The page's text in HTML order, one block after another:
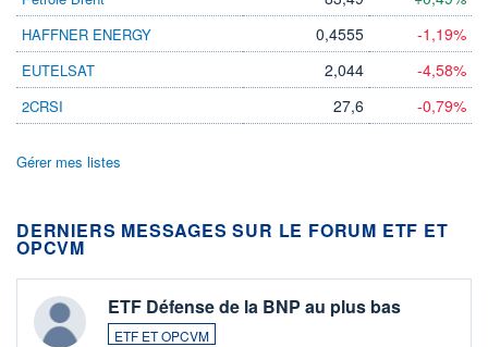
HAFFNER ENERGY 0,4555 -1,19%
EUTELSAT 2,044 -4,58%
2CRSI 27,6 -0,79%
Gérer mes listes
DERNIERS MESSAGES SUR LE FORUM ETF ET
OPCVM
ETF Défense de la BNP au plus bas
ETF ET OPCVM